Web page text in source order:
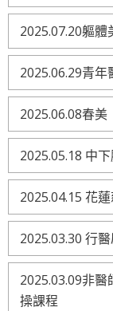
2025.07.20軀
2025.06.29青
2025.06.08春美
2025.05.18 中
2025.04.15 花
2025.03.30 行
2025.03.09非
操課程